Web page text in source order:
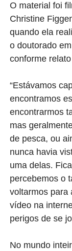
O material foi
Christine
quando ela
o doutorado
conforme
“Estávamos
encontramos
encontrarmos
mas
de pesca, ou
nunca havia
uma delas.
percebemos o
voltarmos para
vídeo na
perigos de se
No mundo